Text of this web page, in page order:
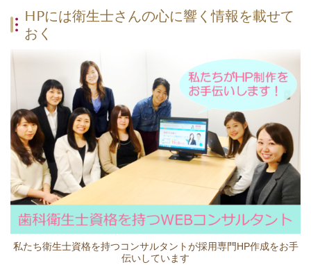
HPには衛生士さんの心に響く情報を載せて
おく
私たち衛生士資格を持つコンサルタントが採用専門HP作成をお手
伝いしています